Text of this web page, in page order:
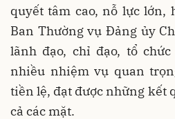
quyết tâm cao, nỗ lực lớn,
Ban Thường vụ Đảng ủy
lãnh đạo, chỉ đạo, tổ
nhiều nhiệm vụ quan
tiền lệ, đạt được những kết
cả các mặt.